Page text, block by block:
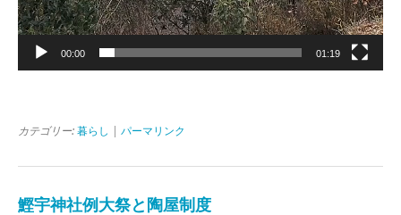
00:00 01:19
カテゴリー: 暮らし パーマリンク
鰹宇神社例大祭と陶屋制度